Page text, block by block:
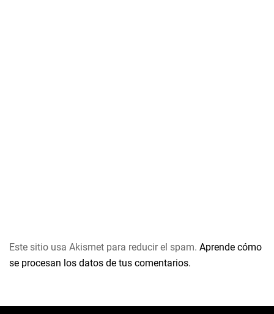
Este sitio usa Akismet para reducir el spam. Aprende cómo
se procesan los datos de tus comentarios.